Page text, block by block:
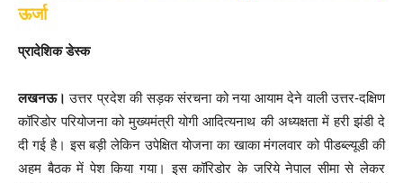
ऊर्जा
प्रादेशिक डेस्क
लखनऊ। उत्तर प्रदेश की सड़क संरचना को नया आयाम देने वाली उत्तर-दक्षिण
कॉरिडोर परियोजना को मुख्यमंत्री योगी आदित्यनाथ की अध्यक्षता में हरी झंडी दे
दी गई है। इस बड़ी लेकिन उपेक्षित योजना का खाका मंगलवार को पीडब्ल्यूडी की
अहम बैठक में पेश किया गया। इस कॉरिडोर के जरिये नेपाल सीमा से लेकर